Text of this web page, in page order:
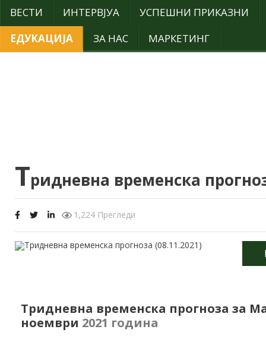
ВЕСТИ ИНТЕРВЈУА
УСПЕШНИ ПРИКАЗНИ
ЕДУКАЦИЈА
ЗА НАС МАРКЕТИНГ
Тридневна временска
1,224 Прегледи
Тридневна временска прогноза за
ноември 2021 година